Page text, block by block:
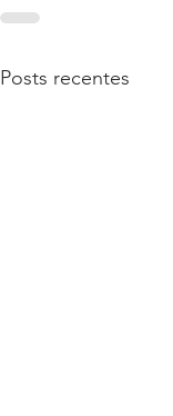
Posts recentes